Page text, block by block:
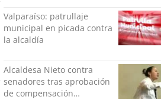
Valparaíso: patrullaje
municipal en picada contra
la alcaldía
Alcaldesa Nieto contra
senadores tras aprobación
de compensación